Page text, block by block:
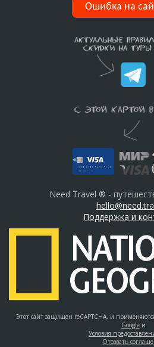
Ошибка на
Need Travel ® -
Поддержка и
Этот сайт защищен reCAPTCHA, и
Googleи
Условия
Отозвать